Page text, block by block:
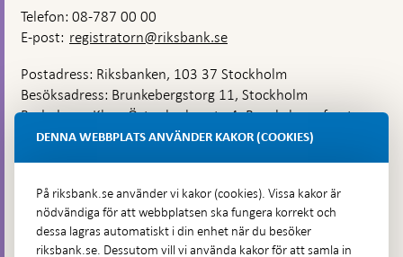
Telefon: 08-787 00 00
E-post: registratorn@riksbank.se
Postadress: Riksbanken, 103 37 Stockholm
Besöksadress: Brunkebergstorg 11, Stockholm
Budadress: Klara Östra kyrkogata 4, Brunkebergsfaret,
Lastplats 6
Hitta direkt
DENNA WEBBPLATS ANVÄNDER KAKOR (COOKIES)
På riksbank.se använder vi kakor (cookies). Vissa kakor är
nödvändiga för att webbplatsen ska fungera korrekt och
dessa lagras automatiskt i din enhet när du besöker
riksbank.se. Dessutom vill vi använda kakor för att samla in